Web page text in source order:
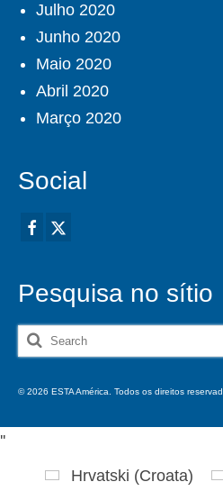
Julho 2020
Junho 2020
Maio 2020
Abril 2020
Março 2020
Social
Pesquisa no sítio
Search
for:
© 2026 ESTA América. Todos os direitos
''
Hrvatski (Croata)